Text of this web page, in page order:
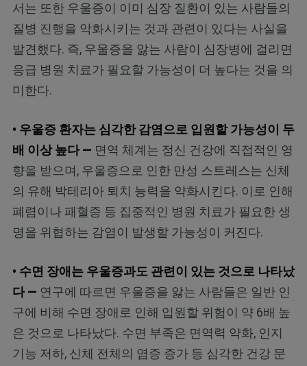
서는 또한 우울증이 이미 심장 질환이 있는 사람들의
질병 진행을 악화시키는 것과 관련이 있다는 사실을
발견했다. 즉, 우울증을 앓는 사람이 심장병에 걸리면
응급 병원 치료가 필요할 가능성이 더 높다는 것을 의
미한다.
• 우울증 환자는 심각한 감염으로 입원할 가능성이 두
배 이상 높다 — 면역 체계는 정신 건강에 직접적인 영
향을 받으며, 우울증으로 인한 만성 스트레스는 신체
의 유해 박테리아 퇴치 능력을 약화시킨다. 이로 인해
폐렴이나 패혈증 등 집중적인 병원 치료가 필요한 생
명을 위협하는 감염이 발생할 가능성이 커진다.
• 수면 장애는 우울증과도 관련이 있는 것으로 나타났
다 — 연구에 따르면 우울증을 앓는 사람들은 일반 인
구에 비해 수면 장애로 인해 입원할 위험이 약 6배 높
은 것으로 나타났다. 수면 부족은 면역력 약화, 인지
기능 저하, 신체 전체의 염증 증가 등 심각한 건강 문